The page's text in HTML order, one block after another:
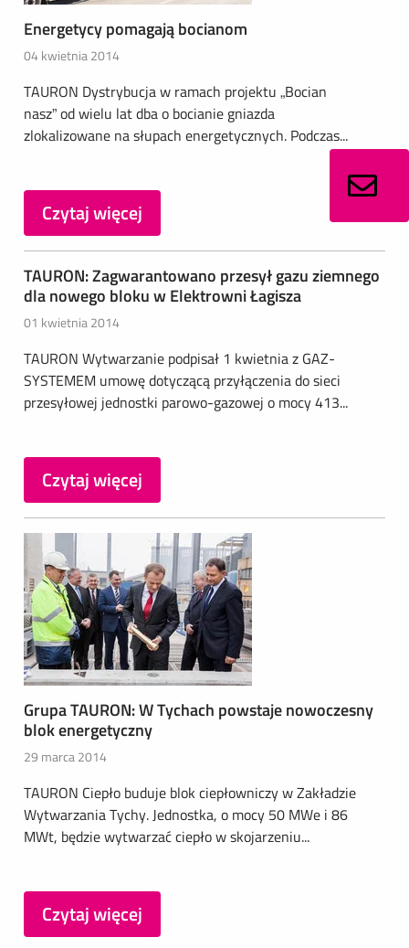
Energetycy pomagają bocianom
04 kwietnia 2014
TAURON Dystrybucja w ramach projektu „Bocian
nasz” od wielu lat dba o bocianie gniazda
zlokalizowane na słupach energetycznych. Podczas...
Czytaj więcej
TAURON: Zagwarantowano przesył gazu ziemnego
dla nowego bloku w Elektrowni Łagisza
01 kwietnia 2014
TAURON Wytwarzanie podpisał 1 kwietnia z GAZ-
SYSTEMEM umowę dotyczącą przyłączenia do sieci
przesyłowej jednostki parowo-gazowej o mocy 413...
Czytaj więcej
Grupa TAURON: W Tychach powstaje nowoczesny
blok energetyczny
29 marca 2014
TAURON Ciepło buduje blok ciepłowniczy w Zakładzie
Wytwarzania Tychy. Jednostka, o mocy 50 MWe i 86
MWt, będzie wytwarzać ciepło w skojarzeniu...
Czytaj więcej